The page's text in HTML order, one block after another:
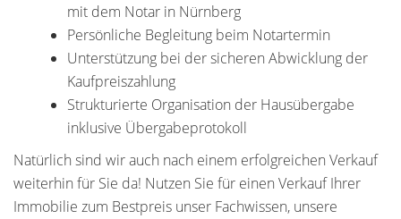
mit dem Notar in Nürnberg
Persönliche Begleitung beim Notartermin
Unterstützung bei der sicheren Abwicklung der
Kaufpreiszahlung
Strukturierte Organisation der Hausübergabe
inklusive Übergabeprotokoll
Natürlich sind wir auch nach einem erfolgreichen Verkauf
weiterhin für Sie da! Nutzen Sie für einen Verkauf Ihrer
Immobilie zum Bestpreis unser Fachwissen, unsere